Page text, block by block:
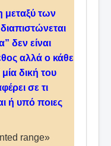
μεταξύ των
δεν είναι
αλλά ο κάθε
δική του
σε τι
ή υπό ποιες
range»